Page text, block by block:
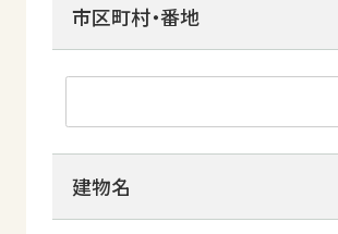
市区町村・番地
建物名